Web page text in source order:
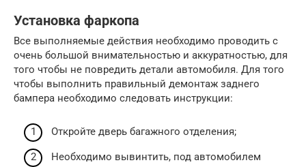
Установка фаркопа
Все выполняемые действия необходимо проводить с
очень большой внимательностью и аккуратностью, для
того чтобы не повредить детали автомобиля. Для того
чтобы выполнить правильный демонтаж заднего
бампера необходимо следовать инструкции:
Откройте дверь багажного отделения;
Необходимо вывинтить, под автомобилем